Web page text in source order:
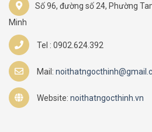
Số 96, đường số 24, Phường
Minh
Tel : 0902.624.392
Mail:
Website: noithatngocthinh.vn